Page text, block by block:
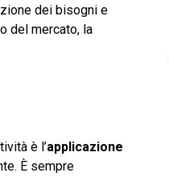
dei bisogni e
del mercato, la
è l’applicazione
È sempre